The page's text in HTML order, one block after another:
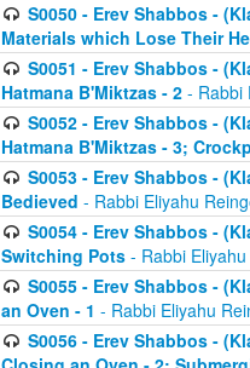
S0050 - Erev Shabbos -
Materials which Lose Their
S0051 - Erev Shabbos -
Hatmana B'Miktzas - 2 - Rabbi
S0052 - Erev Shabbos -
Hatmana B'Miktzas - 3;
S0053 - Erev Shabbos -
Bedieved - Rabbi Eliyahu
S0054 - Erev Shabbos -
Switching Pots - Rabbi
S0055 - Erev Shabbos -
an Oven - 1 - Rabbi Eliyahu
S0056 - Erev Shabbos -